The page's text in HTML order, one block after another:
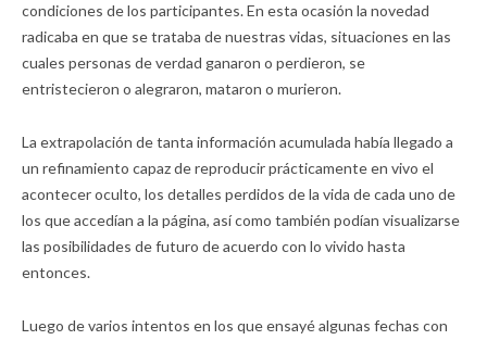
condiciones de los participantes. En esta ocasión la novedad
radicaba en que se trataba de nuestras vidas, situaciones en las
cuales personas de verdad ganaron o perdieron, se
entristecieron o alegraron, mataron o murieron.
La extrapolación de tanta información acumulada había llegado a
un refinamiento capaz de reproducir prácticamente en vivo el
acontecer oculto, los detalles perdidos de la vida de cada uno de
los que accedían a la página, así como también podían visualizarse
las posibilidades de futuro de acuerdo con lo vivido hasta
entonces.
Luego de varios intentos en los que ensayé algunas fechas con